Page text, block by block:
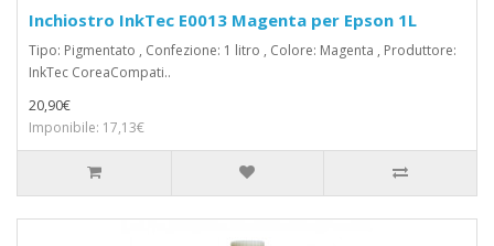
Inchiostro InkTec E0013 Magenta per Epson 1L
Tipo: Pigmentato , Confezione: 1 litro , Colore: Magenta , Produttore:
InkTec CoreaCompati..
20,90€
Imponibile: 17,13€